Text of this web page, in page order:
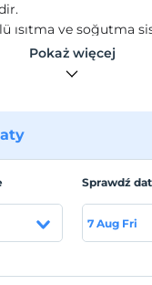
ısıtma ve soğutma
telefon, minibar,
0,5 lt su, makyaj
saç kurutma
dedektörü,
Cumhuriyeti
yer almaktadır.
Pokaż więcej
Sprawdź
7 Aug Fri